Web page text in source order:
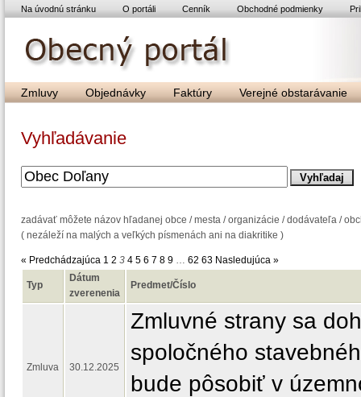
Na úvodnú stránku O portáli Cenník Obchodné podmienky
Zmluvy Objednávky Faktúry Verejné obstarávanie
Vyhľadávanie
zadávať môžete názov hľadanej obce / mesta / organizácie / dodávateľa /
( nezáleží na malých a veľkých písmenách ani na diakritike )
« Predchádzajúca 1 2 3 4 5 6 7 8 9 … 62 63 Nasledujúca »
Typ
Dátum
zverenenia
Predmet/Číslo
Zmluva 30.12.2025
Zmluvné strany sa
spoločného
bude pôsobiť v